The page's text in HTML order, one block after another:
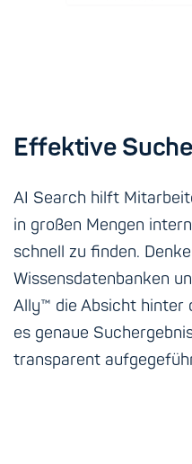
Effektive Suche
AI Search hilft
in großen Mengen
schnell zu finden.
Wissensdatenbanken
Ally™ die Absicht
es genaue
transparent